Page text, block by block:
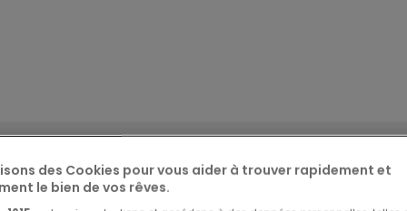
des Cookies pour vous aider à trouver rapidement et
le bien de vos rêves.